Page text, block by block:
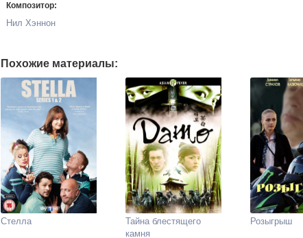
Композитор:
Нил Хэннон
Похожие материалы:
Розыгрыш
Тайна блестящего
камня
Стелла